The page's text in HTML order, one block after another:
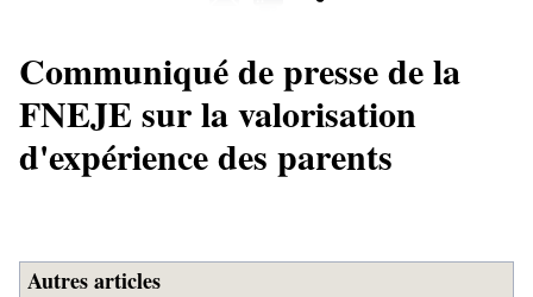
Communiqué de presse de la
FNEJE sur la valorisation
d'expérience des parents
Autres articles